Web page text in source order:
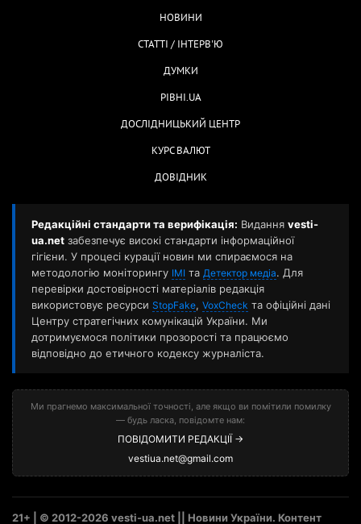
НОВИНИ
СТАТТІ / ІНТЕРВ'Ю
ДУМКИ
РІВНІ.UA
ДОСЛІДНИЦЬКИЙ ЦЕНТР
КУРС ВАЛЮТ
ДОВІДНИК
Редакційні стандарти та верифікація: Видання vesti-
ua.net забезпечує високі стандарти інформаційної
гігієни. У процесі курації новин ми спираємося на
методологію моніторингу ІМІ та Детектор медіа. Для
перевірки достовірності матеріалів редакція
використовує ресурси StopFake, VoxCheck та офіційні дані
Центру стратегічних комунікацій України. Ми
дотримуємося політики прозорості та працюємо
відповідно до етичного кодексу журналіста.
Ми прагнемо максимальної точності, але якщо ви помітили помилку
— будь ласка, повідомте нам:
ПОВІДОМИТИ РЕДАКЦІЇ →
vestiua.net@gmail.com
21+ | © 2012-2026 vesti-ua.net || Новини України. Контент